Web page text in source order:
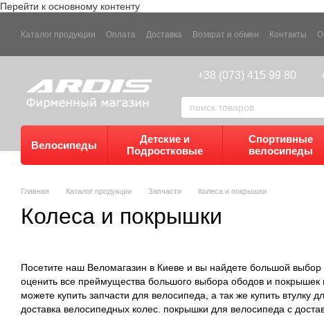
Перейти к основному контенту
Каталог продукции Оплата Доставка Возврат и обмен Контакты О
+38 (073) 415 99 80
Велосипеды
Детские и
Подростковые
Спортивные
велосипеды
Главная Каталог продукции Запчасти Колеса и покрышки
Колеса и покрышки
Посетите наш Веломагазин в Киеве и вы найдете большой
оценить все преймущества большого выбора ободов и покрышек
можете купить запчасти для велосипеда, а так же купить втулку
доставка велосипедных колес. покрышки для велосипеда с